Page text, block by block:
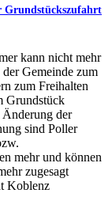
Grundstückszufahrt
kann nicht mehr
Gemeinde zum
zum Freihalten
Grundstück
der
sind Poller
mehr und können
zugesagt
Koblenz